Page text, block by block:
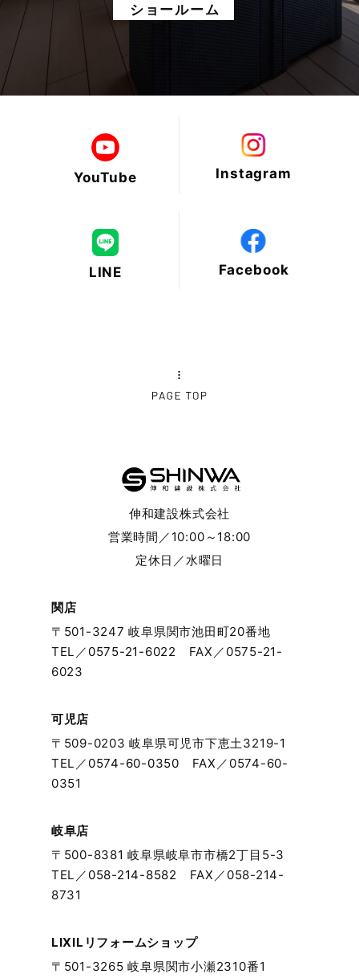
2025年4月
2025年1月
2024年11月
2024年10月
2024年2月
2024年1月
2023年10月
2023年8月
2023年7月
2023年6月
ショールーム
YouTube Instagram
LINE Facebook
伸和建設株式会社
営業時間／10:00～18:00
定休日／水曜日
関店
〒501-3247 岐阜県関市池田町20番地
TEL／ 0575-21-6022
FAX／0575-21-
6023
岐阜店
〒500-8381 岐阜県岐阜市市橋2丁目5-3
TEL／ 058-214-8582
FAX／058-214-
8731
可児店
〒509-0203 岐阜県可児市下恵土3219-1
TEL／ 0574-60-0350 FAX／0574-60-
0351
LIXILリフォームショップ
〒501-3265 岐阜県関市小瀬2310番1